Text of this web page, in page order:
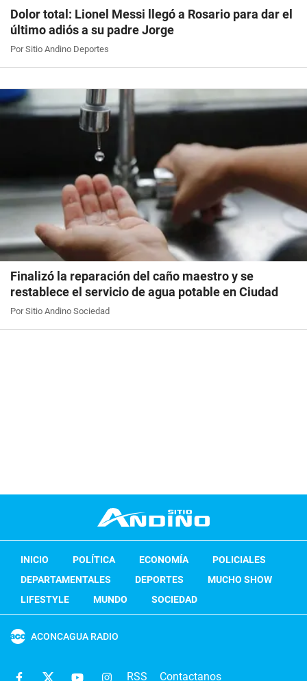
Dolor total: Lionel Messi llegó a Rosario para dar el
último adiós a su padre Jorge
Por Sitio Andino Deportes
Finalizó la reparación del caño maestro y se
restablece el servicio de agua potable en Ciudad
Por Sitio Andino Sociedad
INICIO POLÍTICA ECONOMÍA
POLICIALES
DEPARTAMENTALES
DEPORTES
MUCHO SHOW
LIFESTYLE
MUNDO SOCIEDAD
ACONCAGUA RADIO
RSS Contactanos